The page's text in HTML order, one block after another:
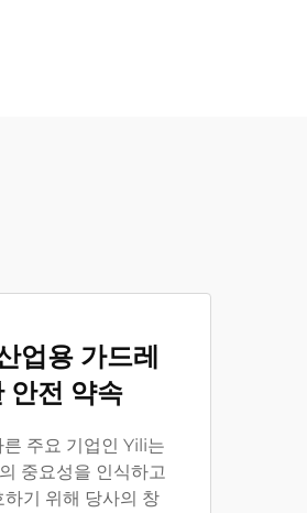
업용 가드레
안전 약속
주요 기업인 Yili는
중요성을 인식하고
기 위해 당사의 창